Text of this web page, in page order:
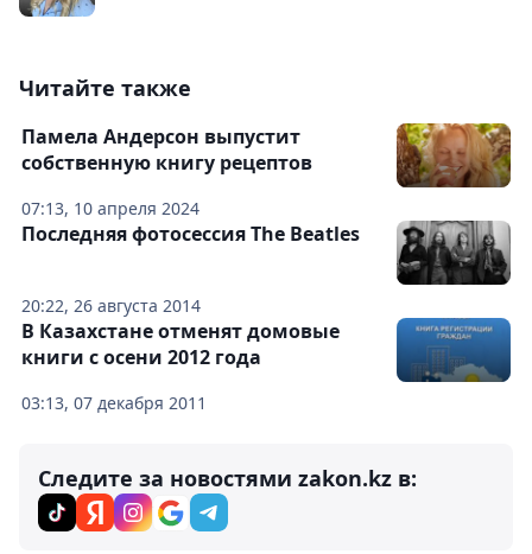
Читайте также
07:13, 10 апреля 2024
Памела Андерсон выпустит
собственную книгу рецептов
20:22, 26 августа 2014
Последняя фотосессия The Beatles
03:13, 07 декабря 2011
В Казахстане отменят домовые
книги с осени 2012 года
Следите за новостями zakon.kz в: